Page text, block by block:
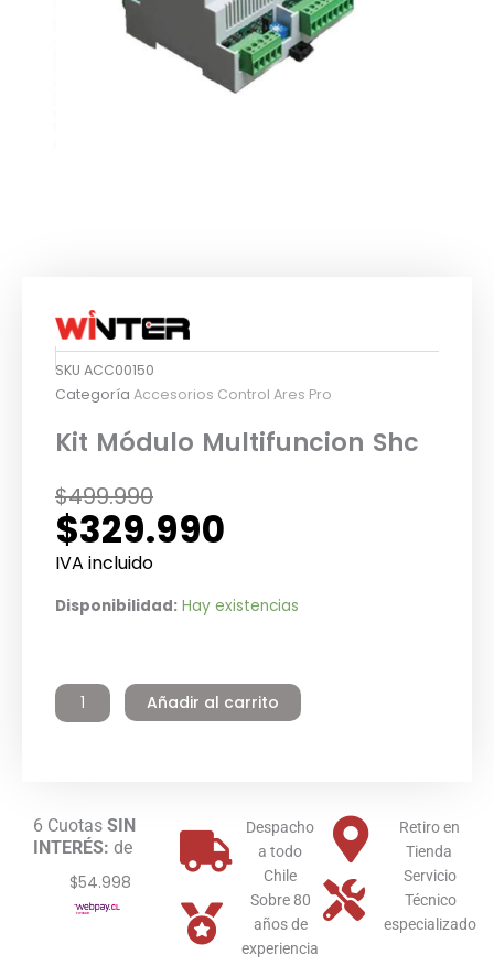
SKU ACC00150
Categoría Accesorios Control Ares Pro
Kit Módulo Multifuncion Shc
$499.990
El
precio
original
$499.990.
$329.990
El
precio
actual
$329.990.
IVA incluido
Disponibilidad: Hay existencias
Kit
cantidad
Añadir al carrito
6 Cuotas SIN
INTERÉS: de
$54.998
Despacho
a todo
Chile
Sobre 80
años de
experiencia
Retiro en
Tienda
Servicio
Técnico
especializado